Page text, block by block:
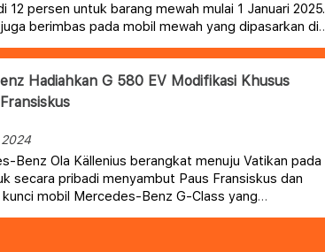
12 persen untuk barang mewah mulai 1 Januari 2025.
berimbas pada mobil mewah yang dipasarkan di
Hadiahkan G 580 EV Modifikasi Khusus
Benz Ola Källenius berangkat menuju Vatikan pada
secara pribadi menyambut Paus Fransiskus dan
mobil Mercedes-Benz G-Class yang
untuk sang Paus.